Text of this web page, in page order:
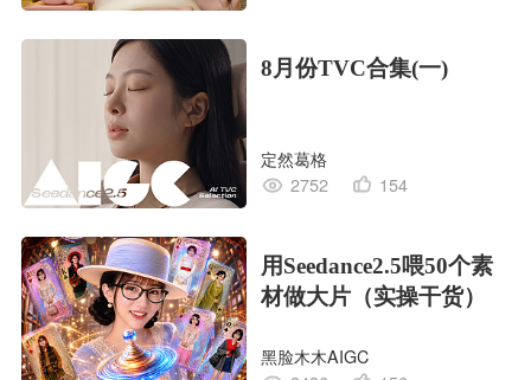
8月份TVC合集(一)
定然葛格
2752
154
用Seedance2.5喂50个素
材做大片（实操干货）
黑脸木木AIGC